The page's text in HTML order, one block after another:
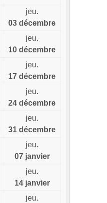
jeu.
03 décembre
jeu.
10 décembre
jeu.
17 décembre
jeu.
24 décembre
jeu.
31 décembre
jeu.
07 janvier
jeu.
14 janvier
jeu.